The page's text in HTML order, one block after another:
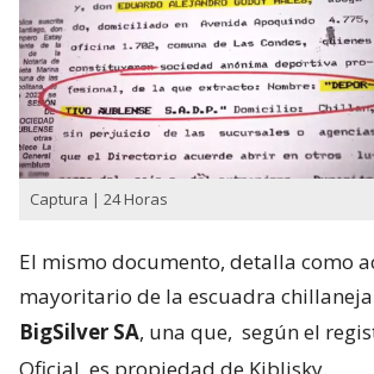
Captura | 24 Horas
El mismo documento, detalla como
mayoritario de la escuadra
BigSilver SA, una que, según el